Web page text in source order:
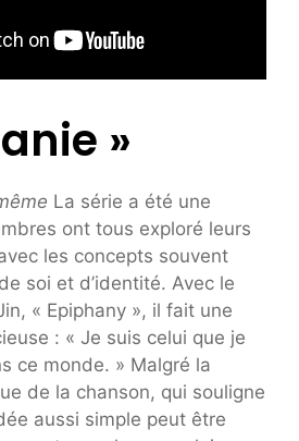
»
La série a été une
ont tous exploré leurs
les concepts souvent
soi et d’identité. Avec le
« Epiphany », il fait une
: « Je suis celui que je
ce monde. » Malgré la
de la chanson, qui souligne
aussi simple peut être